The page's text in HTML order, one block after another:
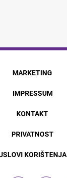
MARKETING
IMPRESSUM
KONTAKT
PRIVATNOST
KORIŠTENJA